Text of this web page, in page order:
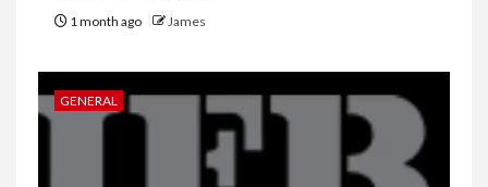
1 month ago James
GENERAL